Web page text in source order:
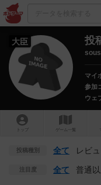
大臣 投
マイ
参加
ウェ
トップ ゲーム一覧
投稿種別 全て レビ
注目度 全て 普通